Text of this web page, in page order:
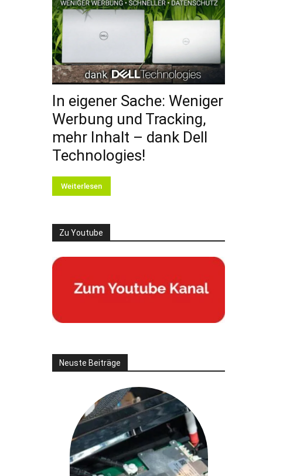
In eigener Sache: Weniger
Werbung und Tracking,
mehr Inhalt – dank Dell
Technologies!
Weiterlesen
Zu Youtube
Neuste Beiträge